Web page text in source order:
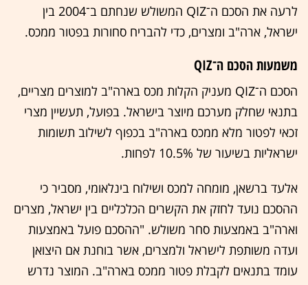
לרעה את הסכם ה־QIZ המשולש שנחתם ב־2004 בין
ישראל, ארה"ב ומצרים, כדי להבריח סחורות בפטור ממכס.
משמעות הסכם ה־QIZ
הסכם ה־QIZ מעניק הקלות מכס בארה"ב למוצרים מצריים,
בתנאי שחלק מערכם מיוצר בישראל. בפועל, תעשיין מצרי
זכאי לפטור מלא ממכס בארה"ב בכפוף לשילוב תשומות
ישראליות בשיעור של 10.5% לפחות.
אלעד ברשאן, מומחה למכס ושילוח בינלאומי, מסביר כי
ההסכם נועד לחזק את הקשרים הכלכליים בין ישראל, מצרים
וארה"ב באמצעות סחר משולש. "ההסכם פועל באמצעות
ועדה משותפת לישראל ולמצרים, אשר בוחנת אם היצואן
עומד בתנאים לקבלת פטור ממכס בארה"ב. המוצר נדרש